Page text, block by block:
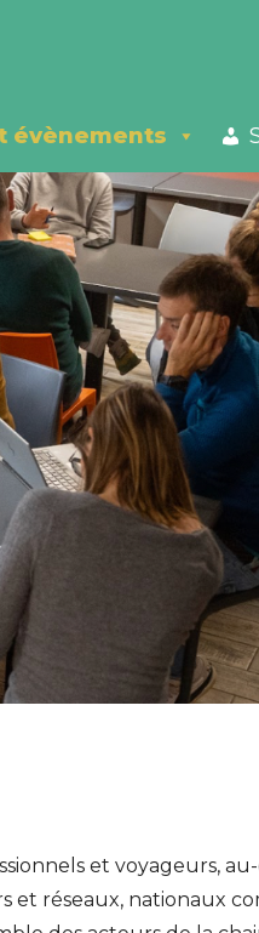
évènements
et voyageurs,
et réseaux, nationaux